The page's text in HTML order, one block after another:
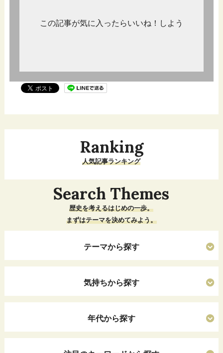
この記事が気に入ったらいいね！しよう
Ranking
人気記事ランキング
Search Themes
歴史を考えるはじめの一歩。
まずはテーマを決めてみよう。
テーマから探す
気持ちから探す
年代から探す